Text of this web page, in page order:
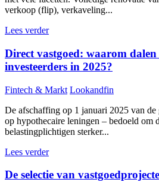
verkoop (flip), verkaveling...
Lees verder
Direct vastgoed: waarom
investeerders in 2025?
Fintech & Markt Lookandfin
De afschaffing op 1 januari 2025 van de
op hypothecaire leningen – bedoeld om
belastingplichtigen sterker...
Lees verder
De selectie van